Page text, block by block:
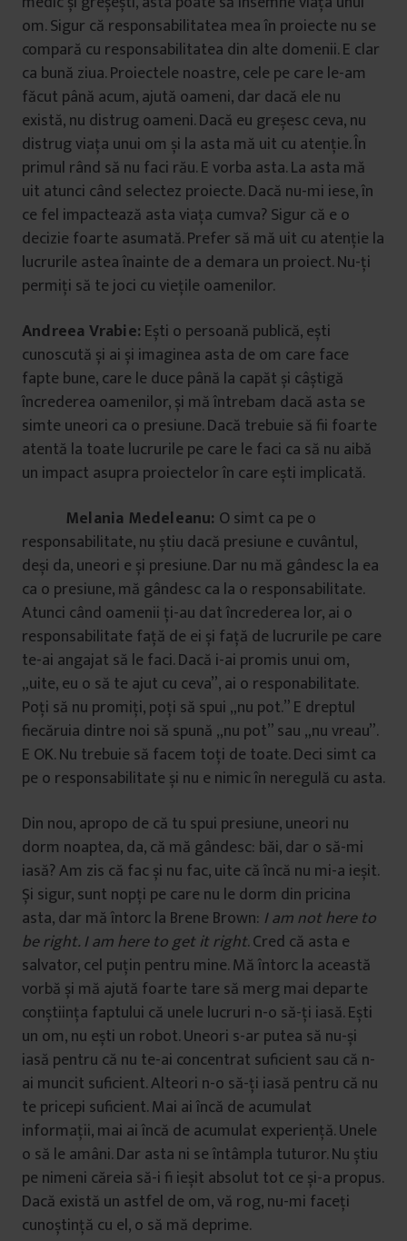
om. Sigur că responsabilitatea mea în proiecte nu se
compară cu responsabilitatea din alte domenii. E clar
ca bună ziua. Proiectele noastre, cele pe care le-am
făcut până acum, ajută oameni, dar dacă ele nu
există, nu distrug oameni. Dacă eu greșesc ceva, nu
distrug viața unui om și la asta mă uit cu atenție. În
primul rând să nu faci rău. E vorba asta. La asta mă
uit atunci când selectez proiecte. Dacă nu-mi iese, în
ce fel impactează asta viața cumva? Sigur că e o
decizie foarte asumată. Prefer să mă uit cu atenție la
lucrurile astea înainte de a demara un proiect. Nu-ți
permiți să te joci cu viețile oamenilor.
Andreea Vrabie: Ești o persoană publică, ești
cunoscută și ai și imaginea asta de om care face
fapte bune, care le duce până la capăt și câștigă
încrederea oamenilor, și mă întrebam dacă asta se
simte uneori ca o presiune. Dacă trebuie să fii foarte
atentă la toate lucrurile pe care le faci ca să nu aibă
un impact asupra proiectelor în care ești implicată.
Melania Medeleanu: O simt ca pe o
responsabilitate, nu știu dacă presiune e cuvântul,
deși da, uneori e și presiune. Dar nu mă gândesc la ea
ca o presiune, mă gândesc ca la o responsabilitate.
Atunci când oamenii ți-au dat încrederea lor, ai o
responsabilitate față de ei și față de lucrurile pe care
te-ai angajat să le faci. Dacă i-ai promis unui om,
„uite, eu o să te ajut cu ceva”, ai o responabilitate.
Poți să nu promiți, poți să spui „nu pot.” E dreptul
fiecăruia dintre noi să spună „nu pot” sau „nu vreau”.
E OK. Nu trebuie să facem toți de toate. Deci simt ca
pe o responsabilitate și nu e nimic în neregulă cu asta.
Din nou, apropo de că tu spui presiune, uneori nu
dorm noaptea, da, că mă gândesc: băi, dar o să-mi
iasă? Am zis că fac și nu fac, uite că încă nu mi-a ieșit.
Și sigur, sunt nopți pe care nu le dorm din pricina
asta, dar mă întorc la Brene Brown: I am not here to
be right. I am here to get it right. Cred că asta e
salvator, cel puțin pentru mine. Mă întorc la această
vorbă și mă ajută foarte tare să merg mai departe
conștiința faptului că unele lucruri n-o să-ți iasă. Ești
un om, nu ești un robot. Uneori s-ar putea să nu-și
iasă pentru că nu te-ai concentrat suficient sau că n-
ai muncit suficient. Alteori n-o să-ți iasă pentru că nu
te pricepi suficient. Mai ai încă de acumulat
informații, mai ai încă de acumulat experiență. Unele
o să le amâni. Dar asta ni se întâmpla tuturor. Nu știu
pe nimeni căreia să-i fi ieșit absolut tot ce și-a propus.
Dacă există un astfel de om, vă rog, nu-mi faceți
cunoștință cu el, o să mă deprime.